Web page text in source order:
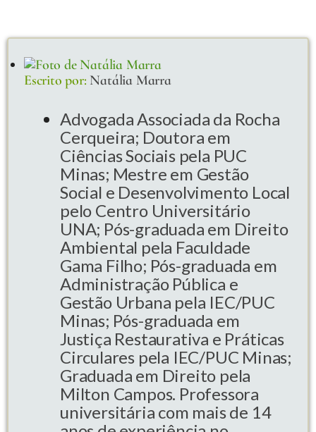
Escrito por: Natália Marra
Advogada Associada da Rocha
Cerqueira; Doutora em
Ciências Sociais pela PUC
Minas; Mestre em Gestão
Social e Desenvolvimento Local
pelo Centro Universitário
UNA; Pós-graduada em Direito
Ambiental pela Faculdade
Gama Filho; Pós-graduada em
Administração Pública e
Gestão Urbana pela IEC/PUC
Minas; Pós-graduada em
Justiça Restaurativa e Práticas
Circulares pela IEC/PUC Minas;
Graduada em Direito pela
Milton Campos. Professora
universitária com mais de 14